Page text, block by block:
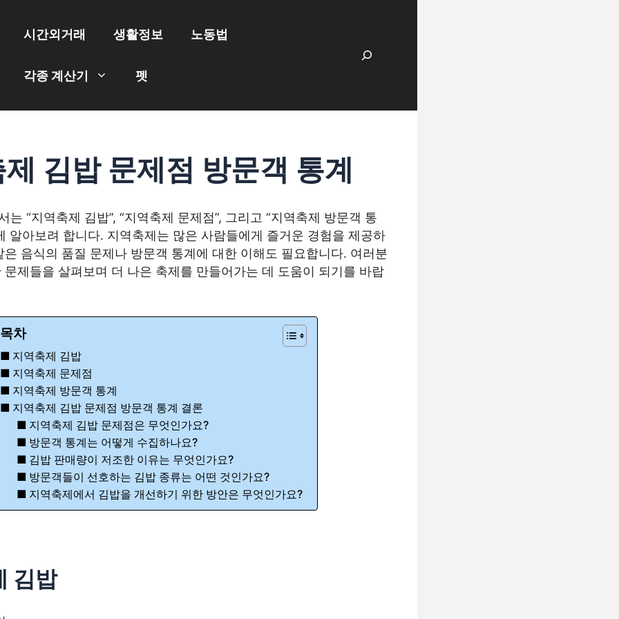
시간외거래 생활정보 노동법
각종 계산기 펫
김밥 문제점 방문객 통계
는 “지역축제 김밥”, “지역축제 문제점”, 그리고 “지역축제 방문객 통
알아보려 합니다. 지역축제는 많은 사람들에게 즐거운 경험을 제공하
은 음식의 품질 문제나 방문객 통계에 대한 이해도 필요합니다. 여러분
문제들을 살펴보며 더 나은 축제를 만들어가는 데 도움이 되기를 바랍
목차
지역축제 김밥
지역축제 문제점
지역축제 방문객 통계
지역축제 김밥 문제점 방문객 통계 결론
지역축제 김밥 문제점은 무엇인가요?
방문객 통계는 어떻게 수집하나요?
김밥 판매량이 저조한 이유는 무엇인가요?
방문객들이 선호하는 김밥 종류는 어떤 것인가요?
지역축제에서 김밥을 개선하기 위한 방안은 무엇인가요?
김밥